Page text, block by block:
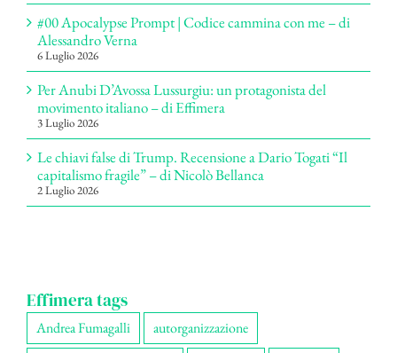
#00 Apocalypse Prompt | Codice cammina con me – di
Alessandro Verna
6 Luglio 2026
Per Anubi D’Avossa Lussurgiu: un protagonista del
movimento italiano – di Effimera
3 Luglio 2026
Le chiavi false di Trump. Recensione a Dario Togati “Il
capitalismo fragile” – di Nicolò Bellanca
2 Luglio 2026
Effimera tags
Andrea Fumagalli
autorganizzazione